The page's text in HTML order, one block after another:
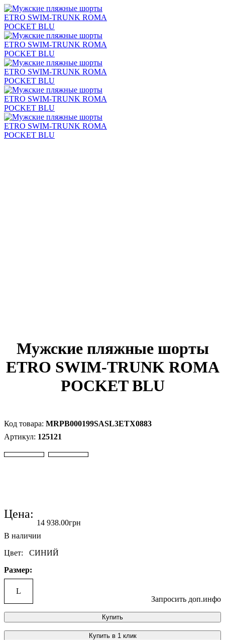
Мужские пляжные шорты
ETRO SWIM-TRUNK ROMA
POCKET BLU
MRPB000199SASL3ETX0883
125121
Цена:
14 938.00грн
Цвет:
СИНИЙ
Размер:
L
Запросить доп.инфо
Купить
Купить в 1 клик